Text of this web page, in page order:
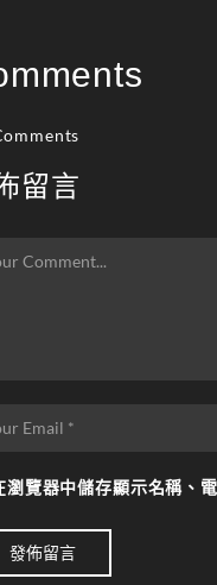
留言
瀏覽器中儲存顯示名稱、
發佈留言